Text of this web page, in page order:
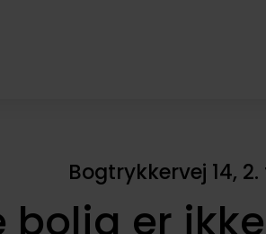
Bogtrykkervej 14,
bolig er